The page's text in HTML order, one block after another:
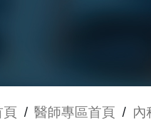
頁 / 醫師專區首頁 / 內